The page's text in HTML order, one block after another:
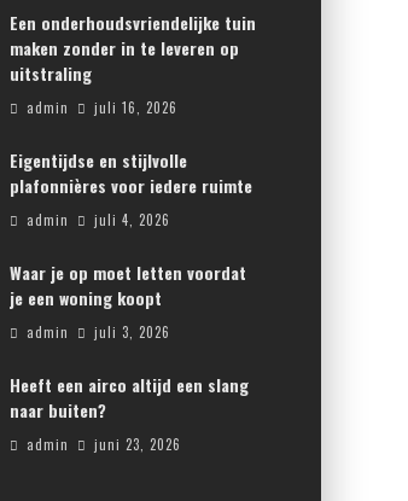
Een onderhoudsvriendelijke tuin
maken zonder in te leveren op
uitstraling
admin juli 16, 2026
Eigentijdse en stijlvolle
plafonnières voor iedere ruimte
admin juli 4, 2026
Waar je op moet letten voordat
je een woning koopt
admin juli 3, 2026
Heeft een airco altijd een slang
naar buiten?
admin juni 23, 2026